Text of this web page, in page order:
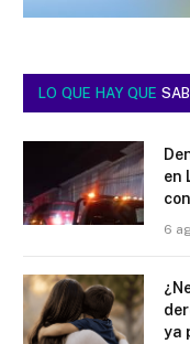
LO QUE HAY QUE
en
6
ya